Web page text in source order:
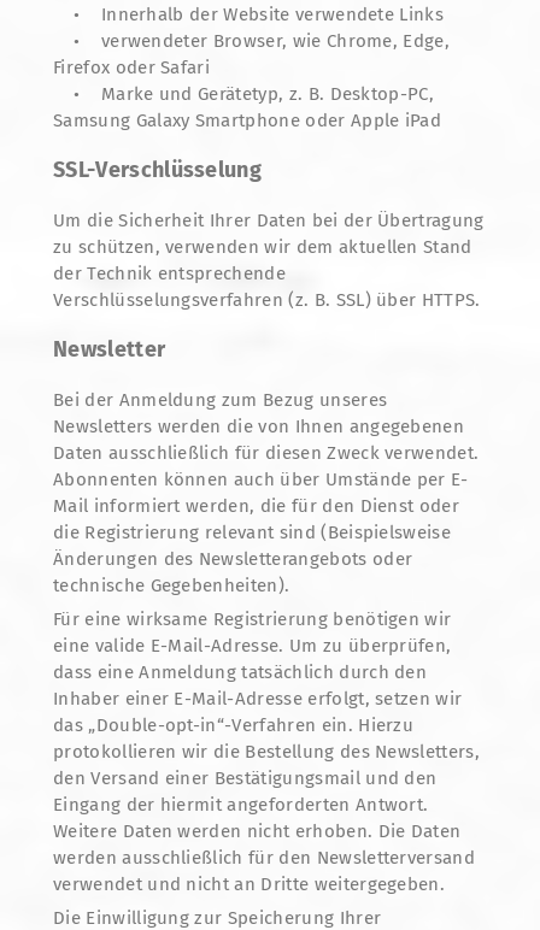
• Innerhalb der Website verwendete Links
• verwendeter Browser, wie Chrome, Edge,
Firefox oder Safari
• Marke und Gerätetyp, z. B. Desktop-PC,
Samsung Galaxy Smartphone oder Apple iPad
SSL-Verschlüsselung
Um die Sicherheit Ihrer Daten bei der Übertragung
zu schützen, verwenden wir dem aktuellen Stand
der Technik entsprechende
Verschlüsselungsverfahren (z. B. SSL) über HTTPS.
Newsletter
Bei der Anmeldung zum Bezug unseres
Newsletters werden die von Ihnen angegebenen
Daten ausschließlich für diesen Zweck verwendet.
Abonnenten können auch über Umstände per E-
Mail informiert werden, die für den Dienst oder
die Registrierung relevant sind (Beispielsweise
Änderungen des Newsletterangebots oder
technische Gegebenheiten).
Für eine wirksame Registrierung benötigen wir
eine valide E-Mail-Adresse. Um zu überprüfen,
dass eine Anmeldung tatsächlich durch den
Inhaber einer E-Mail-Adresse erfolgt, setzen wir
das „Double-opt-in“-Verfahren ein. Hierzu
protokollieren wir die Bestellung des Newsletters,
den Versand einer Bestätigungsmail und den
Eingang der hiermit angeforderten Antwort.
Weitere Daten werden nicht erhoben. Die Daten
werden ausschließlich für den Newsletterversand
verwendet und nicht an Dritte weitergegeben.
Die Einwilligung zur Speicherung Ihrer